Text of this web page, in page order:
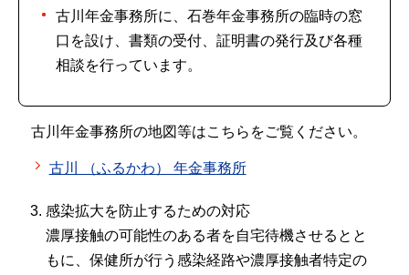
古川年金事務所に、石巻年金事務所の臨時の窓
口を設け、書類の受付、証明書の発行及び各種
相談を行っています。
古川年金事務所の地図等はこちらをご覧ください。
古川 （ふるかわ） 年金事務所
感染拡大を防止するための対応
濃厚接触の可能性のある者を自宅待機させるとと
もに、保健所が行う感染経路や濃厚接触者特定の